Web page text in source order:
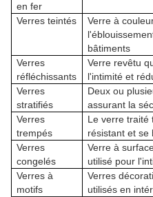
en fer
Verres teintés
Verre à
bâtiments
Verres
réfléchissants
Verre revêtu
l'intimité et
Verres
stratifiés
Deux ou
assurant la
Verres
trempés
Le verre traité
résistant et se
Verres
congelés
Verre à
utilisé pour
Verres à
motifs
Verres
utilisés en